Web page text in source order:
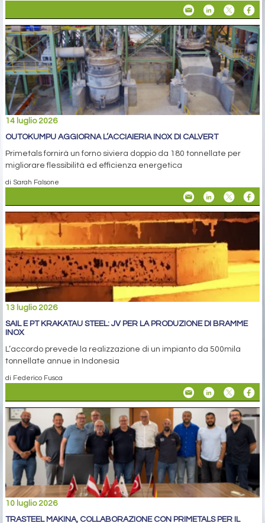
14 luglio 2026
OUTOKUMPU AGGIORNA L’ACCIAIERIA INOX DI CALVERT
Primetals fornirà un forno siviera doppio da 180 tonnellate per
migliorare flessibilità ed efficienza energetica
di Sarah Falsone
13 luglio 2026
SAIL E PT KRAKATAU STEEL: JV PER LA PRODUZIONE DI BRAMME
INOX
L’accordo prevede la realizzazione di un impianto da 500mila
tonnellate annue in Indonesia
di Federico Fusca
10 luglio 2026
TRASTEEL MAKINA, COLLABORAZIONE CON PRIMETALS PER IL